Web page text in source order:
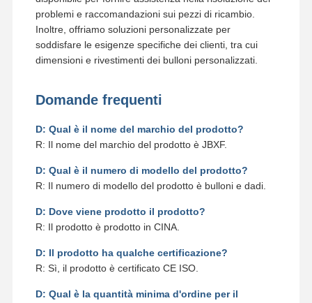
problemi e raccomandazioni sui pezzi di ricambio.
Inoltre, offriamo soluzioni personalizzate per
soddisfare le esigenze specifiche dei clienti, tra cui
dimensioni e rivestimenti dei bulloni personalizzati.
Domande frequenti
D: Qual è il nome del marchio del prodotto?
R: Il nome del marchio del prodotto è JBXF.
D: Qual è il numero di modello del prodotto?
R: Il numero di modello del prodotto è bulloni e dadi.
D: Dove viene prodotto il prodotto?
R: Il prodotto è prodotto in CINA.
D: Il prodotto ha qualche certificazione?
R: Sì, il prodotto è certificato CE ISO.
D: Qual è la quantità minima d'ordine per il